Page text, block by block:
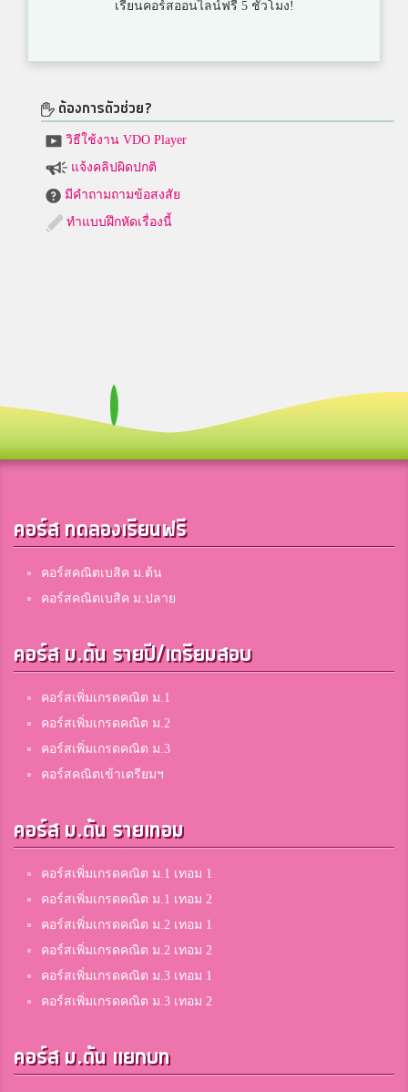
เรียนคอร์สออนไลน์ฟรี 5 ชั่วโมง!
ต้องการตัวช่วย?
วิธีใช้งาน VDO Player
แจ้งคลิปผิดปกติ
มีคำถามถามข้อสงสัย
ทำแบบฝึกหัดเรื่องนี้
คอร์ส ทดลองเรียนฟรี
คอร์สคณิตเบสิค ม.ต้น
คอร์สคณิตเบสิค ม.ปลาย
คอร์ส ม.ต้น รายปี/เตรียมสอบ
คอร์สเพิ่มเกรดคณิต ม.1
คอร์สเพิ่มเกรดคณิต ม.2
คอร์สเพิ่มเกรดคณิต ม.3
คอร์สคณิตเข้าเตรียมฯ
คอร์ส ม.ต้น รายเทอม
คอร์สเพิ่มเกรดคณิต ม.1 เทอม 1
คอร์สเพิ่มเกรดคณิต ม.1 เทอม 2
คอร์สเพิ่มเกรดคณิต ม.2 เทอม 1
คอร์สเพิ่มเกรดคณิต ม.2 เทอม 2
คอร์สเพิ่มเกรดคณิต ม.3 เทอม 1
คอร์สเพิ่มเกรดคณิต ม.3 เทอม 2
คอร์ส ม.ต้น แยกบท